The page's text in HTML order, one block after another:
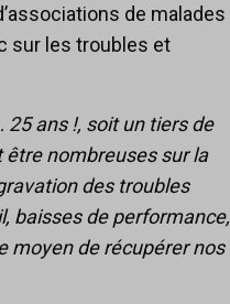
de malades
sur les troubles et
ans !, soit un tiers de
nombreuses sur la
des troubles
baisses de performance,
moyen de récupérer nos